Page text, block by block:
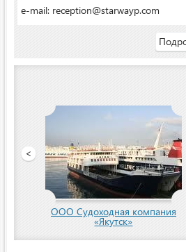
e-mail: reception@starwayp.com
<
ООО Судоходная компания
«Якутск»